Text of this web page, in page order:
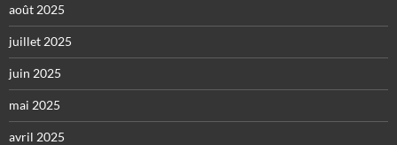
août 2025
juillet 2025
juin 2025
mai 2025
avril 2025